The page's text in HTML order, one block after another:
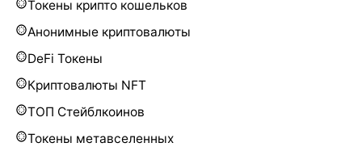
Токены крипто кошельков
Анонимные криптовалюты
DeFi Токены
Криптовалюты NFT
ТОП Стейблкоинов
Токены метавселенных